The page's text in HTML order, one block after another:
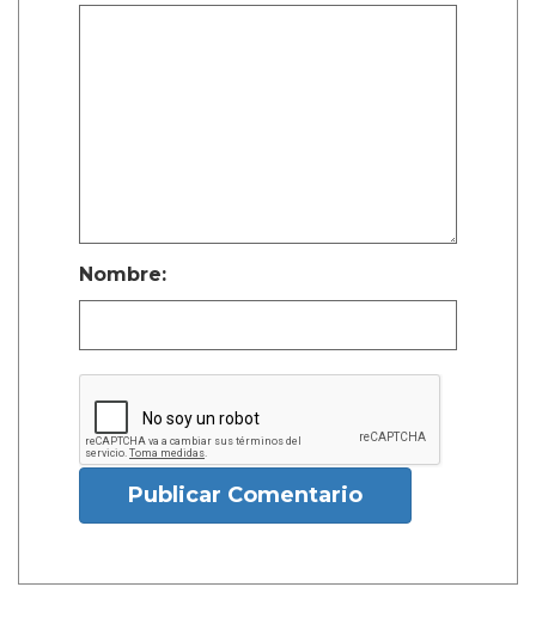
Nombre:
Publicar Comentario